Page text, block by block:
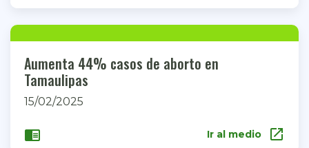
Aumenta 44% casos de aborto en
Tamaulipas
15/02/2025
chrome_reader_mode Ir al medio open_in_new